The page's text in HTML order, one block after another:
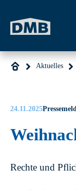
Aktuelles
24.11.2025
Rechte und